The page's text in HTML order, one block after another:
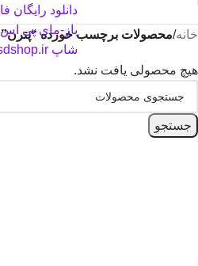
خانه/محصولات برچسب خورده “پترن”
هیچ محصولی یافت نشد.
جستجو